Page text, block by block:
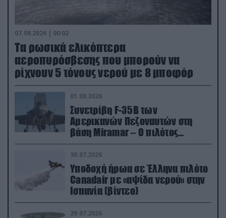
07.08.2026 | 00:02
Τα ρωσικά ελικόπτερα
αεροπυρόσβεσης που μπορούν να
ρίχνουν 5 τόνους νερού με 8 μποφόρ
01.08.2026
Συνετρίβη F-35B των
Αμερικανών Πεζοναυτών στη
βάση Miramar – Ο πιλότος
εκτινάχθηκε εγκαίρως
30.07.2026
Υποδοχή ήρωα σε Έλληνα πιλότο
Canadair με «αψίδα νερού» στην
Ισπανία (βίντεο)
29.07.2026